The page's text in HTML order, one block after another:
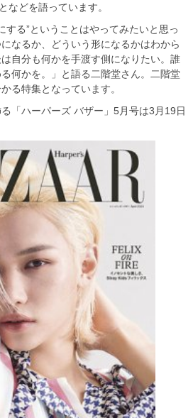
などを語っています。
する”ということはやってみたいと思っ
なるか、どういう形になるかはわから
自分も何かを手渡す側になりたい。誰
何かを。」と語る二階堂さん。二階堂
る特集となっています。
「ハーパーズ バザー」5月号は3月19日